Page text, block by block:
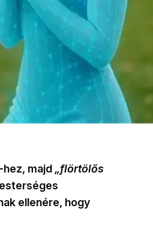
majd „flörtölős
ellenére, hogy